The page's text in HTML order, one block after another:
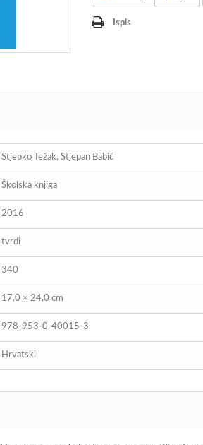
Ispis
Stjepko Težak, Stjepan Babić
Školska knjiga
2016
tvrdi
340
17.0 × 24.0 cm
978-953-0-40015-3
Hrvatski